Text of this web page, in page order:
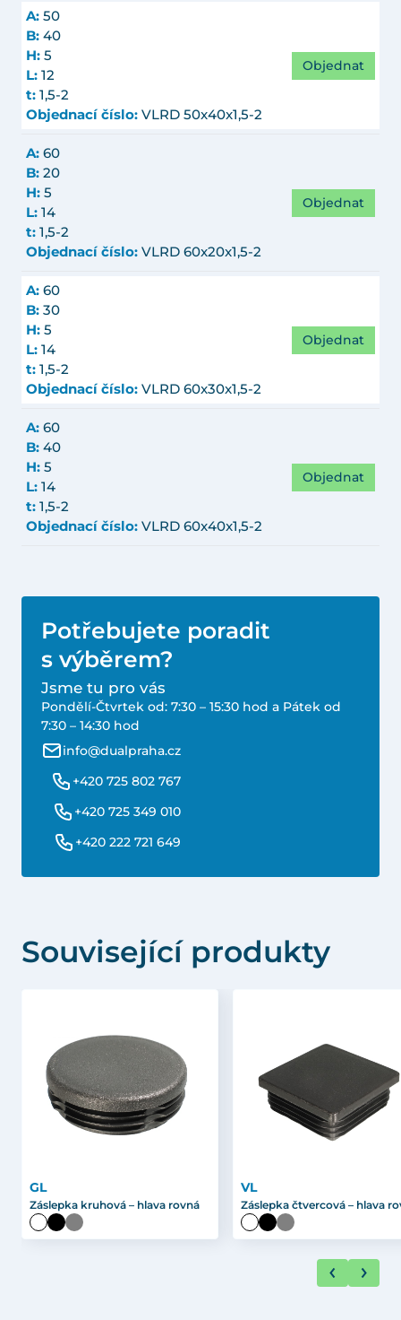
A: 50
B: 40
H: 5
L: 12
t: 1,5-2
Objednací číslo: VLRD 50x40x1,5-2
Objednat
A: 60
B: 20
H: 5
L: 14
t: 1,5-2
Objednací číslo: VLRD 60x20x1,5-2
Objednat
A: 60
B: 30
H: 5
L: 14
t: 1,5-2
Objednací číslo: VLRD 60x30x1,5-2
Objednat
A: 60
B: 40
H: 5
L: 14
t: 1,5-2
Objednací číslo: VLRD 60x40x1,5-2
Objednat
Potřebujete poradit
s výběrem?
Jsme tu pro vás
Pondělí-Čtvrtek od: 7:30 – 15:30 hod a Pátek od
7:30 – 14:30 hod
info@dualpraha.cz
+420 725 802 767
+420 725 349 010
+420 222 721 649
Související produkty
GL
Záslepka kruhová – hlava rovná
VL
Záslepka čtvercová – hlava